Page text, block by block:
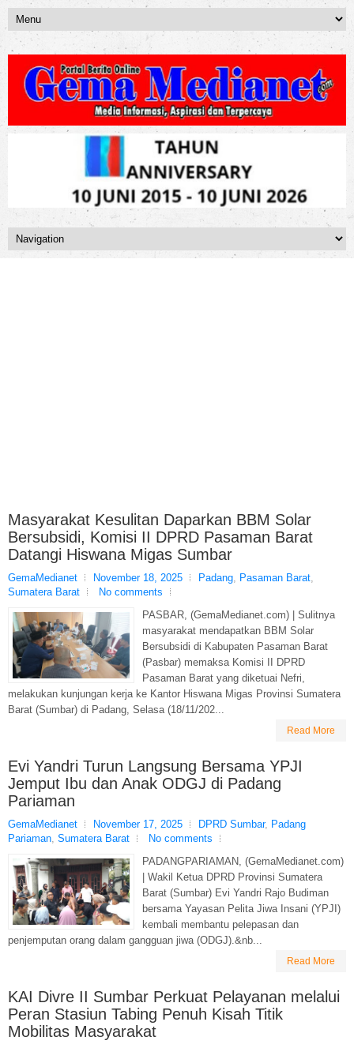
Masyarakat Kesulitan Daparkan BBM Solar
Bersubsidi, Komisi II DPRD Pasaman Barat
Datangi Hiswana Migas Sumbar
GemaMedianet November 18, 2025 Padang, Pasaman Barat,
Sumatera Barat
No comments
PASBAR, (GemaMedianet.com) | Sulitnya
masyarakat mendapatkan BBM Solar
Bersubsidi di Kabupaten Pasaman Barat
(Pasbar) memaksa Komisi II DPRD
Pasaman Barat yang diketuai Nefri,
melakukan kunjungan kerja ke Kantor Hiswana Migas Provinsi Sumatera
Barat (Sumbar) di Padang, Selasa (18/11/202...
Read More
Evi Yandri Turun Langsung Bersama YPJI
Jemput Ibu dan Anak ODGJ di Padang
Pariaman
GemaMedianet November 17, 2025 DPRD Sumbar, Padang
Pariaman, Sumatera Barat
No comments
PADANGPARIAMAN, (GemaMedianet.com)
| Wakil Ketua DPRD Provinsi Sumatera
Barat (Sumbar) Evi Yandri Rajo Budiman
bersama Yayasan Pelita Jiwa Insani (YPJI)
kembali membantu pelepasan dan
penjemputan orang dalam gangguan jiwa (ODGJ).&nb...
Read More
KAI Divre II Sumbar Perkuat Pelayanan melalui
Peran Stasiun Tabing Penuh Kisah Titik
Mobilitas Masyarakat